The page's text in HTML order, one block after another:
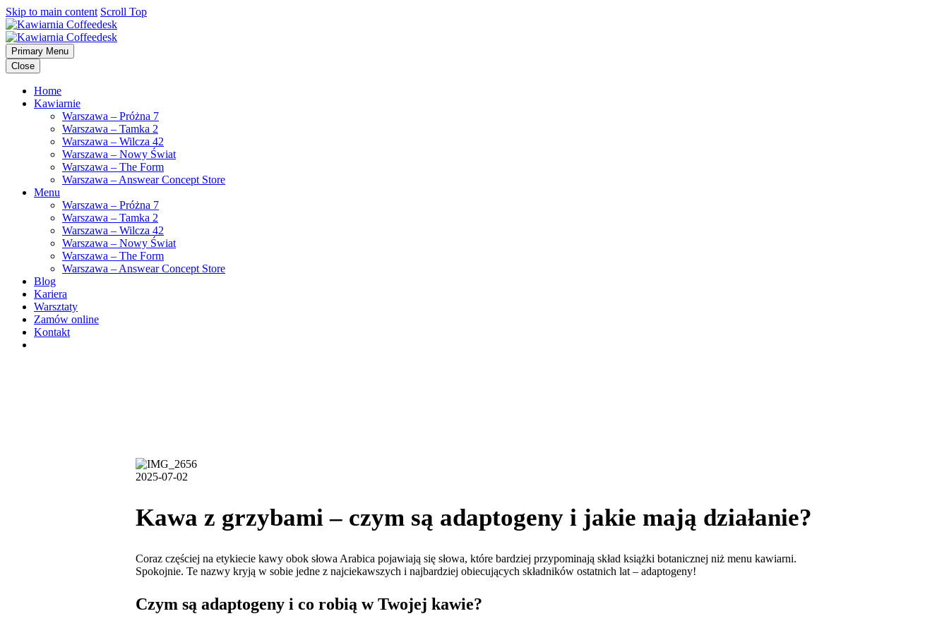
Skip to main content Scroll Top
Primary Menu
Close
Home
Kawiarnie
Warszawa – Próżna 7
Warszawa – Tamka 2
Warszawa – Wilcza 42
Warszawa – Nowy Świat
Warszawa – The Form
Warszawa – Answear Concept Store
Menu
Warszawa – Próżna 7
Warszawa – Tamka 2
Warszawa – Wilcza 42
Warszawa – Nowy Świat
Warszawa – The Form
Warszawa – Answear Concept Store
Blog
Kariera
Warsztaty
Zamów online
Kontakt
2025-07-02
Kawa z grzybami – czym są adaptogeny i jakie mają działanie?
Coraz częściej na etykiecie kawy obok słowa Arabica pojawiają się słowa, które bardziej przypominają skład książki botanicznej niż menu kawiarni.
Spokojnie. Te nazwy kryją w sobie jedne z najciekawszych i najbardziej obiecujących składników ostatnich lat – adaptogeny!
Czym są adaptogeny i co robią w Twojej kawie?